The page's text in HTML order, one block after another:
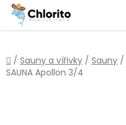
Přejít
obsah
Domů
/ Sauny a vířivky / Sauny /
SAUNA Apollon 3/4